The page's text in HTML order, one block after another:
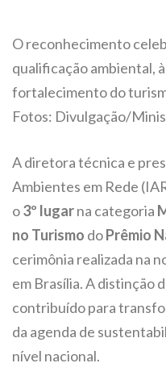
O reconhecimento
qualificação ambiental,
fortalecimento do
Fotos: Divulgação/
A diretora técnica e
Ambientes em Rede
o3º lugarna categoria
no Turismo doPrêmio
cerimônia realizada na
em Brasília. A distinção
contribuído para
da agenda de
nível nacional.